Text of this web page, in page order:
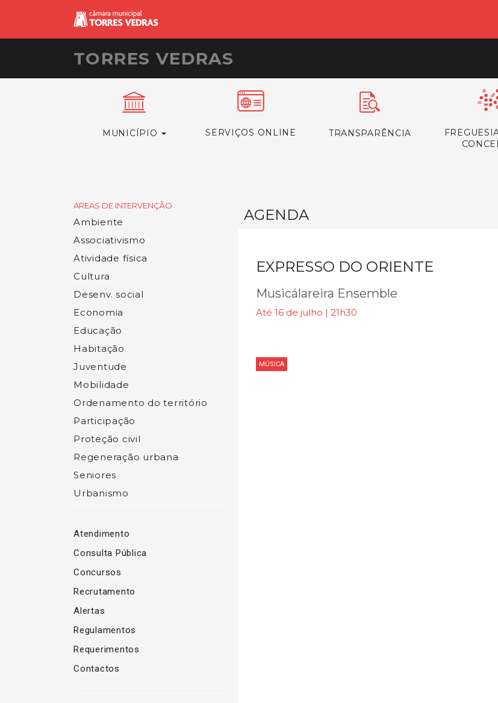
TORRES VEDRAS
MUNICÍPIO SERVIÇOS ONLINE TRANSPARÊNCIA
ÁREAS DE INTERVENÇÃO
Ambiente
Associativismo
Atividade física
Cultura
Desenv. social
Economia
Educação
Habitação
Juventude
Mobilidade
Ordenamento do território
Participação
Proteção civil
Regeneração urbana
Seniores
Urbanismo
Atendimento
Consulta Pública
Concursos
Recrutamento
Alertas
Regulamentos
Requerimentos
Contactos
AGENDA
EXPRESSO DO ORIENTE
Musicálareira Ensemble
Até 16 de julho | 21h30
MÚSICA